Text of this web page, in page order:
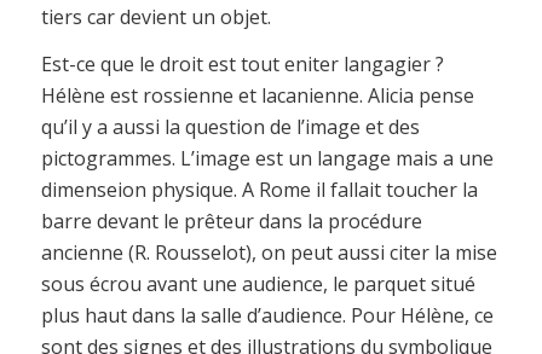
tiers car devient un objet.
Est-ce que le droit est tout eniter langagier ?
Hélène est rossienne et lacanienne. Alicia pense
qu’il y a aussi la question de l’image et des
pictogrammes. L’image est un langage mais a une
dimenseion physique. A Rome il fallait toucher la
barre devant le prêteur dans la procédure
ancienne (R. Rousselot), on peut aussi citer la mise
sous écrou avant une audience, le parquet situé
plus haut dans la salle d’audience. Pour Hélène, ce
sont des signes et des illustrations du symbolique